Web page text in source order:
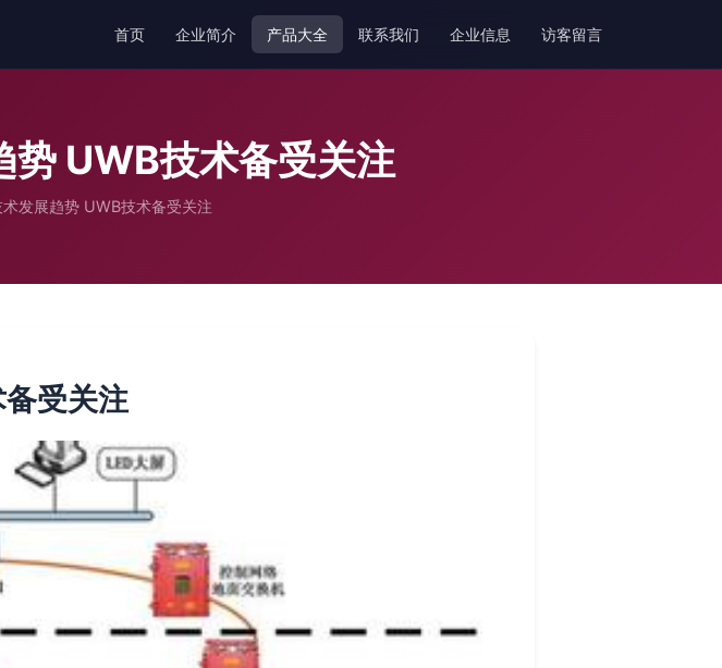
首页 企业简介 产品大全 联系我们 企业信息 访客留言
UWB技术备受关注
发展趋势 UWB技术备受关注
受关注